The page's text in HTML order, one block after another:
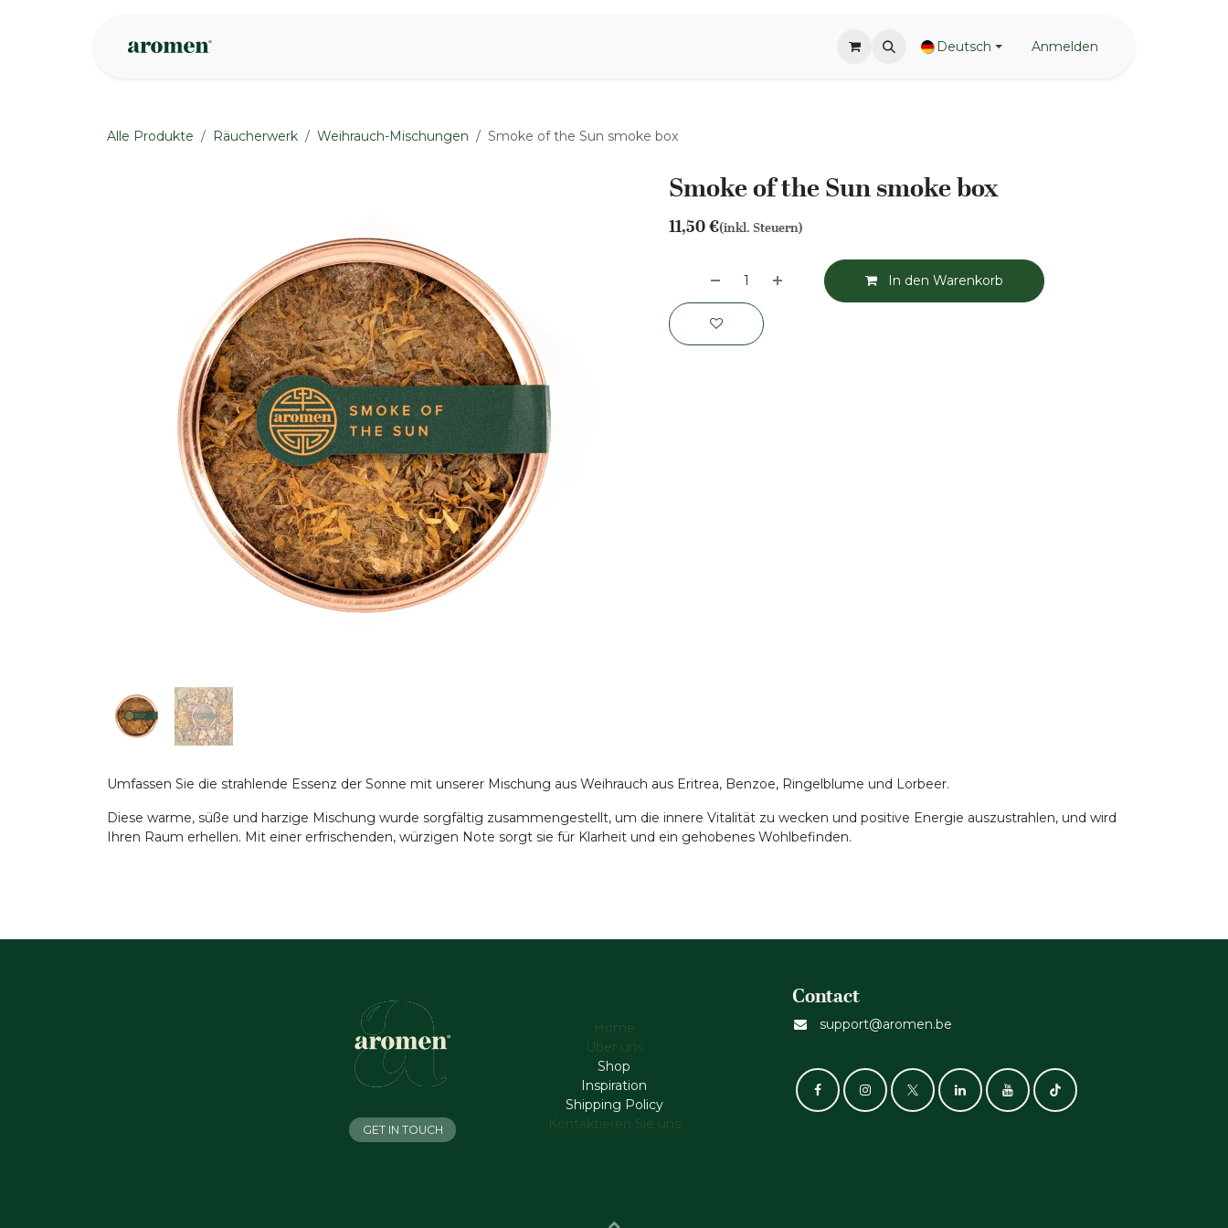
Deutsch Anmelden
Alle Produkte Räucherwerk Weihrauch-Mischungen Smoke of the Sun smoke box
Smoke of the Sun smoke box
11,50€(inkl. Steuern)
In den Warenkorb
Umfassen Sie die strahlende Essenz der Sonne mit unserer Mischung aus Weihrauch aus Eritrea, Benzoe, Ringelblume und Lorbeer.
Diese warme, süße und harzige Mischung wurde sorgfältig zusammengestellt, um die innere Vitalität zu wecken und positive Energie auszustrahlen, und wird
Ihren Raum erhellen. Mit einer erfrischenden, würzigen Note sorgt sie für Klarheit und ein gehobenes Wohlbefinden.
Home
Über uns
Shop
Inspiration
Shipping Policy
Kontaktieren Sie uns
Contact
support@aromen.be
GET IN TOUCH